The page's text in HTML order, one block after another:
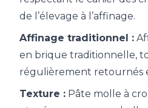
de l’élevage à l’affinage.
Affinage traditionnel :
en brique traditionnelle,
régulièrement retournés
Texture : Pâte molle à